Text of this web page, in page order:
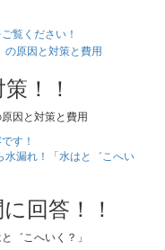
覧ください！
！！
因と対策と費用
す！
回答！！
゛こへいく？」